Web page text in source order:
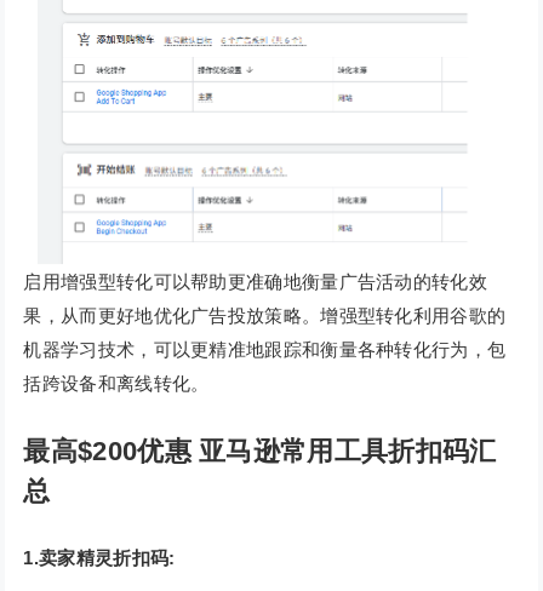
启用增强型转化可以帮助更准确地衡量广告活动的转化效
果，从而更好地优化广告投放策略。增强型转化利用谷歌的
机器学习技术，可以更精准地跟踪和衡量各种转化行为，包
括跨设备和离线转化。
最高$200优惠 亚马逊常用工具折扣码汇
总
1.卖家精灵折扣码: